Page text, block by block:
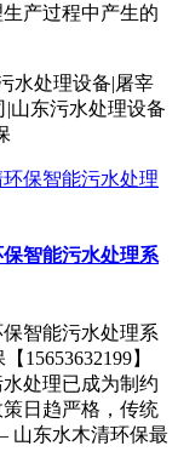
产过程中产生的
水处理设备|屠宰
山东污水处理设备
智能污水处理系
智能污水处理系
15653632199】
处理已成为制约
日趋严格，传统
山东水木清环保最